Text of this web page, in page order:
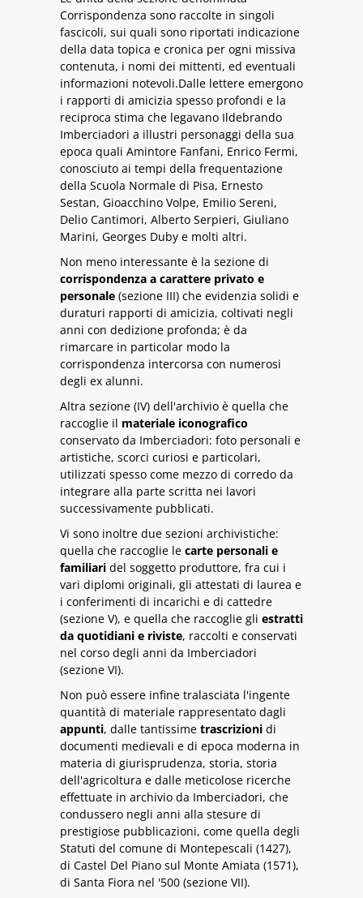
Corrispondenza sono raccolte in singoli
fascicoli, sui quali sono riportati indicazione
della data topica e cronica per ogni missiva
contenuta, i nomi dei mittenti, ed eventuali
informazioni notevoli.Dalle lettere emergono
i rapporti di amicizia spesso profondi e la
reciproca stima che legavano Ildebrando
Imberciadori a illustri personaggi della sua
epoca quali Amintore Fanfani, Enrico Fermi,
conosciuto ai tempi della frequentazione
della Scuola Normale di Pisa, Ernesto
Sestan, Gioacchino Volpe, Emilio Sereni,
Delio Cantimori, Alberto Serpieri, Giuliano
Marini, Georges Duby e molti altri.
Non meno interessante è la sezione di
corrispondenza a carattere privato e
personale (sezione III) che evidenzia solidi e
duraturi rapporti di amicizia, coltivati negli
anni con dedizione profonda; è da
rimarcare in particolar modo la
corrispondenza intercorsa con numerosi
degli ex alunni.
Altra sezione (IV) dell'archivio è quella che
raccoglie il materiale iconografico
conservato da Imberciadori: foto personali e
artistiche, scorci curiosi e particolari,
utilizzati spesso come mezzo di corredo da
integrare alla parte scritta nei lavori
successivamente pubblicati.
Vi sono inoltre due sezioni archivistiche:
quella che raccoglie le carte personali e
familiari del soggetto produttore, fra cui i
vari diplomi originali, gli attestati di laurea e
i conferimenti di incarichi e di cattedre
(sezione V), e quella che raccoglie gli estratti
da quotidiani e riviste, raccolti e conservati
nel corso degli anni da Imberciadori
(sezione VI).
Non può essere infine tralasciata l'ingente
quantità di materiale rappresentato dagli
appunti, dalle tantissime trascrizioni di
documenti medievali e di epoca moderna in
materia di giurisprudenza, storia, storia
dell'agricoltura e dalle meticolose ricerche
effettuate in archivio da Imberciadori, che
condussero negli anni alla stesure di
prestigiose pubblicazioni, come quella degli
Statuti del comune di Montepescali (1427),
di Castel Del Piano sul Monte Amiata (1571),
di Santa Fiora nel '500 (sezione VII).